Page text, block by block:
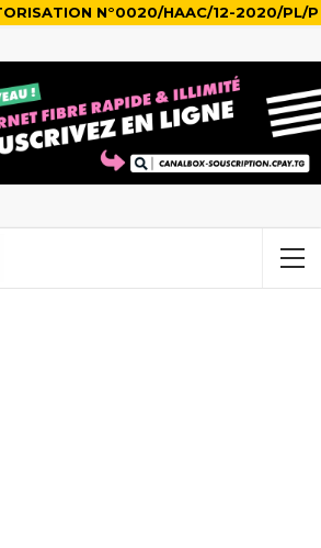
N°0020/HAAC/12-2020/PL/P